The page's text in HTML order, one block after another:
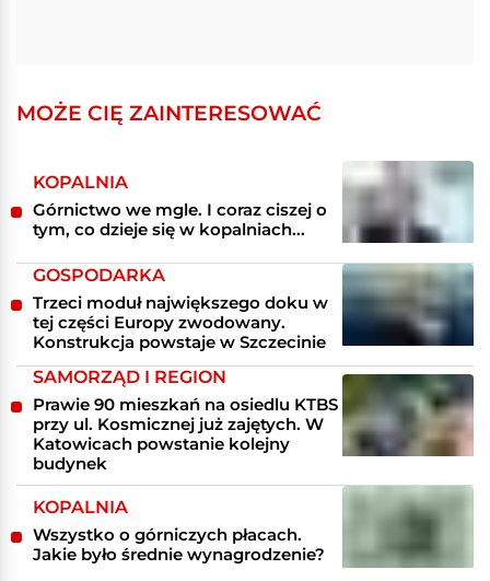
MOŻE CIĘ ZAINTERESOWAĆ
KOPALNIA
Górnictwo we mgle. I coraz ciszej o
tym, co dzieje się w kopalniach...
GOSPODARKA
Trzeci moduł największego doku w
tej części Europy zwodowany.
Konstrukcja powstaje w Szczecinie
SAMORZĄD I REGION
Prawie 90 mieszkań na osiedlu KTBS
przy ul. Kosmicznej już zajętych. W
Katowicach powstanie kolejny
budynek
KOPALNIA
Wszystko o górniczych płacach.
Jakie było średnie wynagrodzenie?